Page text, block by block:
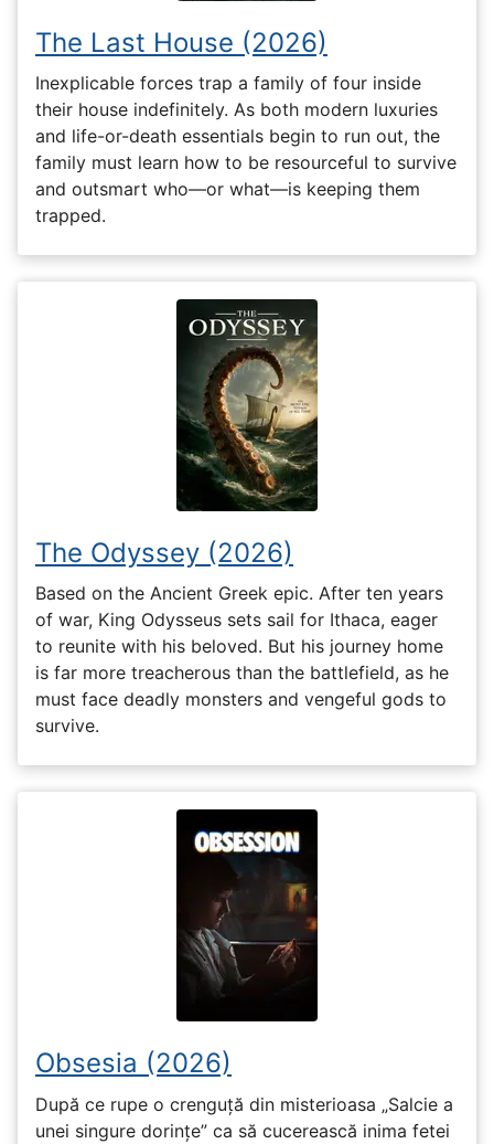
The Last House (2026)
Inexplicable forces trap a family of four inside
their house indefinitely. As both modern luxuries
and life-or-death essentials begin to run out, the
family must learn how to be resourceful to survive
and outsmart who—or what—is keeping them
trapped.
The Odyssey (2026)
Based on the Ancient Greek epic. After ten years
of war, King Odysseus sets sail for Ithaca, eager
to reunite with his beloved. But his journey home
is far more treacherous than the battlefield, as he
must face deadly monsters and vengeful gods to
survive.
Obsesia (2026)
După ce rupe o crenguță din misterioasa „Salcie a
unei singure dorințe” ca să cucerească inima fetei